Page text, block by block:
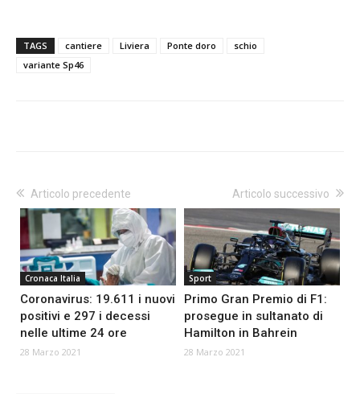
TAGS cantiere Liviera Ponte doro
schio
variante Sp46
Articolo precedente
Cronaca Italia
Coronavirus: 19.611 i nuovi
positivi e 297 i decessi
nelle ultime 24 ore
28 Marzo 2021
Articolo successivo
Sport
Primo Gran Premio di F1:
prosegue in sultanato di
Hamilton in Bahrein
28 Marzo 2021